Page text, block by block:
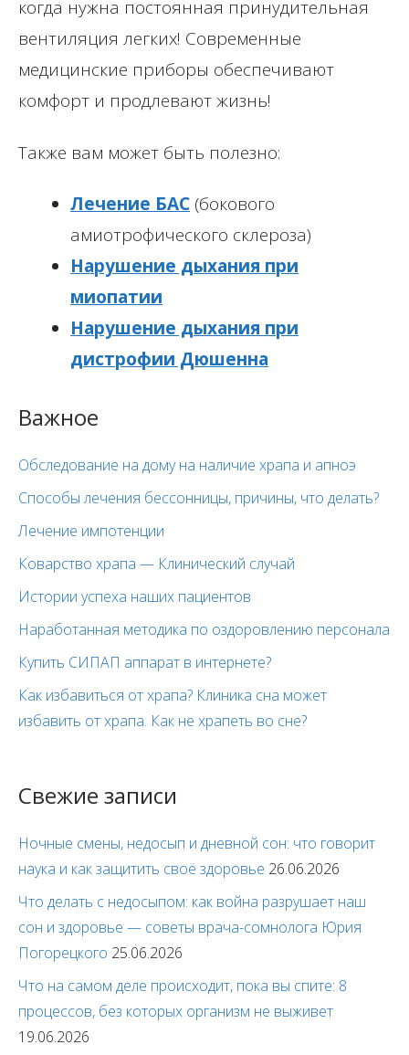
когда нужна постоянная принудительная
вентиляция легких! Современные
медицинские приборы обеспечивают
комфорт и продлевают жизнь!
Также вам может быть полезно:
Лечение БАС (бокового
амиотрофического склероза)
Нарушение дыхания при
миопатии
Нарушение дыхания при
дистрофии Дюшенна
Важное
Обследование на дому на наличие храпа и апноэ
Способы лечения бессонницы, причины, что делать?
Лечение импотенции
Коварство храпа — Клинический случай
Истории успеха наших пациентов
Наработанная методика по оздоровлению персонала
Купить СИПАП аппарат в интернете?
Как избавиться от храпа? Клиника сна может
избавить от храпа. Как не храпеть во сне?
Свежие записи
Ночные смены, недосып и дневной сон: что говорит
наука и как защитить своё здоровье 26.06.2026
Что делать с недосыпом: как война разрушает наш
сон и здоровье — советы врача-сомнолога Юрия
Погорецкого 25.06.2026
Что на самом деле происходит, пока вы спите: 8
процессов, без которых организм не выживет
19.06.2026